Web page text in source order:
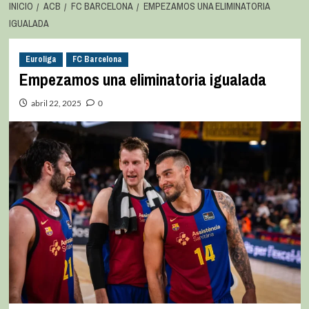
INICIO ACB FC BARCELONA
EMPEZAMOS UNA ELIMINATORIA
IGUALADA
Euroliga FC Barcelona
Empezamos una eliminatoria igualada
abril 22, 2025 0